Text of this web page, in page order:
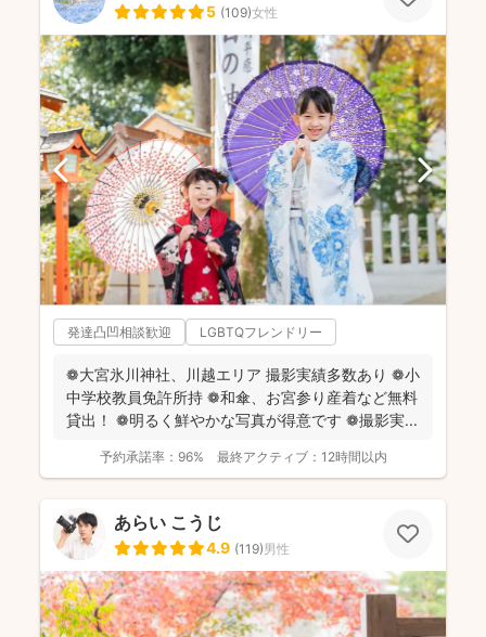
5 (109)女性
発達凸凹相談歓迎 LGBTQフレンドリー
❁大宮氷川神社、川越エリア 撮影実績多数あり ❁小
中学校教員免許所持 ❁和傘、お宮参り産着など無料
貸出！ ❁明るく鮮やかな写真が得意です ❁撮影実...
予約承諾率： 96% 最終アクティブ： 12時間以内
あらい こうじ
4.9 (119)男性